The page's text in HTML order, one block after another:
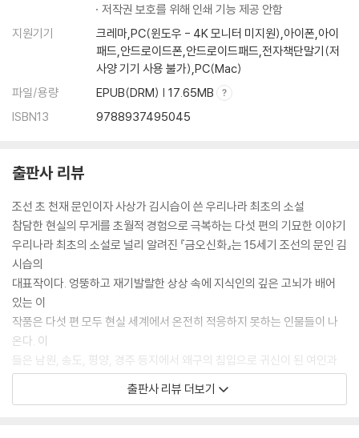
저작권 보호를 위해 인쇄 기능 제공 안함
지원기기
크레마,PC(윈도우 - 4K 모니터 미지원),아이폰,아이
패드,안드로이드폰,안드로이드패드,전자책단말기(저
사양 기기 사용 불가),PC(Mac)
파일/용량
EPUB(DRM) | 17.65MB
ISBN13
9788937495045
출판사 리뷰
조선 초 천재 문인이자 사상가 김시습이 쓴 우리나라 최초의 소설
참담한 현실의 무게를 초월적 경험으로 극복하는 다섯 편의 기묘한 이야기
우리나라 최초의 소설로 널리 알려진 『금오신화』는 15세기 조선의 문인 김
시습의
대표작이다. 엉뚱하고 재기발랄한 상상 속에 지식인의 깊은 고뇌가 배어
있는 이
작품은 다섯 편 모두 현실 세계에서 온전히 적응하지 못하는 인물들이 나
온다. 이
들은 남원, 송도, 평양, 경주 등지에서 왜구의 침입으로 귀신이 된 여인과
사랑에 빠
지거나(「만복사저포기」) 천생의 연분을 만났으나 홍건적의 난 때문에 생
출판사 리뷰 더보기